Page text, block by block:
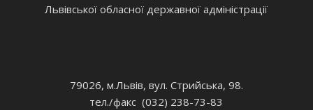
Львівської обласної державної адміністрації
79026, м.Львів, вул. Стрийська, 98.
тел./факс (032) 238-73-83